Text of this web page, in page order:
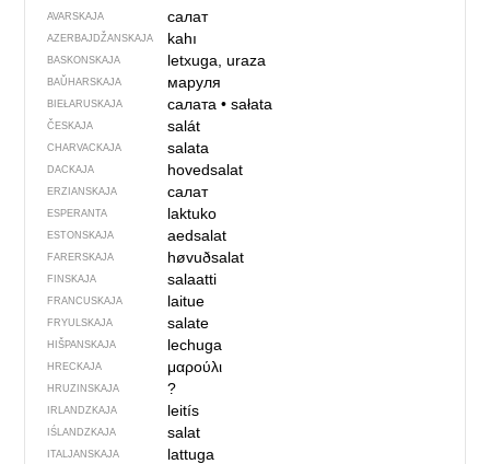
AVARSKAJA салат
AZERBAJDŽAN­SKAJA kahı
BASKONSKAJA letxuga, uraza
BAŬHARSKAJA маруля
BIEŁARUSKAJA салата• sałata
ČESKAJA salát
CHARVACKAJA salata
DACKAJA hovedsalat
ERZIANSKAJA салат
ESPERANTA laktuko
ESTONSKAJA aedsalat
FARERSKAJA høvuðsalat
FINSKAJA salaatti
FRANCUSKAJA laitue
FRYULSKAJA salate
HIŠPANSKAJA lechuga
HRECKAJA μαρούλι
HRUZINSKAJA ?
IRLANDZKAJA leitís
IŚLANDZKAJA salat
ITALJANSKAJA lattuga